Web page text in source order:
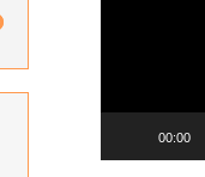
00:00